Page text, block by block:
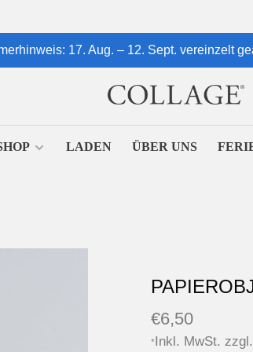
17. Aug. – 12. Sept. vereinzelt
LADEN ÜBER UNS
€6,50
*Inkl. MwSt. zzgl.